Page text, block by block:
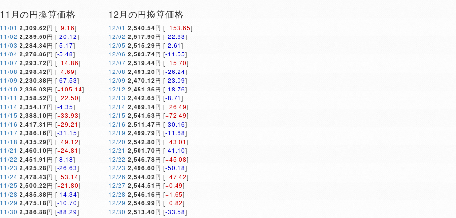
11月の円換算価格
11/01 2,309.62円 [+9.16]
11/02 2,289.50円 [-20.12]
11/03 2,284.34円 [-5.17]
11/04 2,278.86円 [-5.48]
11/07 2,293.72円 [+14.86]
11/08 2,298.42円 [+4.69]
11/09 2,230.88円 [-67.53]
11/10 2,336.03円 [+105.14]
11/11 2,358.52円 [+22.50]
11/14 2,354.17円 [-4.35]
11/15 2,388.10円 [+33.93]
11/16 2,417.31 円 [+29.21]
11/17 2,386.16円 [-31.15]
11/18 2,435.29円 [+49.12]
11/21 2,460.10円 [+24.81]
11/22 2,451.91 円 [-8.18]
11/23 2,425.28円 [-26.63]
11/24 2,478.43円 [+53.14]
11/25 2,500.22円 [+21.80]
11/28 2,485.88円 [-14.34]
11/29 2,475.18円 [-10.70]
11/30 2,386.88円 [-88.29]
12月の円換算価格
12/01 2,540.54円 [+153.65]
12/02 2,517.90円 [-22.63]
12/05 2,515.29円 [-2.61]
12/06 2,503.74円 [-11.55]
12/07 2,519.44円 [+15.70]
12/08 2,493.20円 [-26.24]
12/09 2,470.12円 [-23.09]
12/12 2,451.36円 [-18.76]
12/13 2,442.65円 [-8.71]
12/14 2,469.14円 [+26.49]
12/15 2,541.63円 [+72.49]
12/16 2,511.47円 [-30.16]
12/19 2,499.79円 [-11.68]
12/20 2,542.80円 [+43.01]
12/21 2,501.70円 [-41.10]
12/22 2,546.78円 [+45.08]
12/23 2,496.60円 [-50.18]
12/26 2,544.02円 [+47.42]
12/27 2,544.51 円 [+0.49]
12/28 2,546.16円 [+1.65]
12/29 2,546.99円 [+0.82]
12/30 2,513.40円 [-33.58]